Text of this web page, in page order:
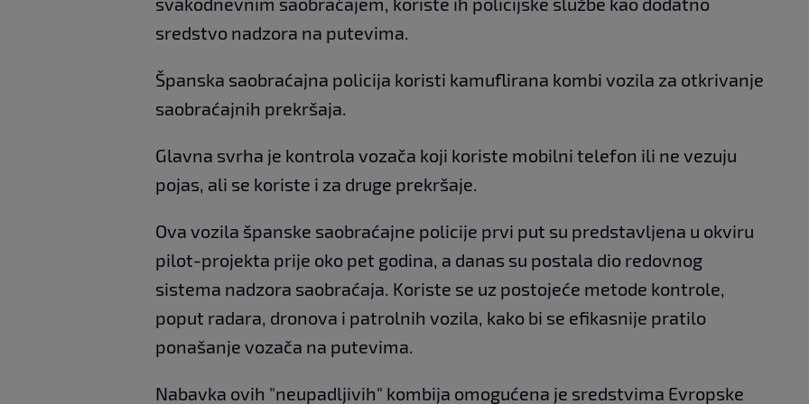
sredstvo nadzora na putevima.
Španska saobraćajna policija koristi kamuflirana kombi vozila za otkrivanje
saobraćajnih prekršaja.
Glavna svrha je kontrola vozača koji koriste mobilni telefon ili ne vezuju
pojas, ali se koriste i za druge prekršaje.
Ova vozila španske saobraćajne policije prvi put su predstavljena u okviru
pilot-projekta prije oko pet godina, a danas su postala dio redovnog
sistema nadzora saobraćaja. Koriste se uz postojeće metode kontrole,
poput radara, dronova i patrolnih vozila, kako bi se efikasnije pratilo
ponašanje vozača na putevima.
Nabavka ovih "neupadljivih" kombija omogućena je sredstvima Evropske